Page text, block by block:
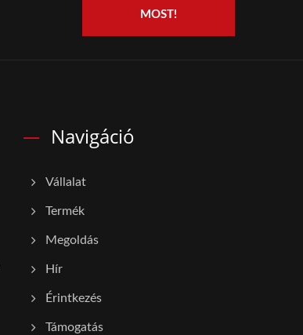
MOST!
Navigáció
Vállalat
Termék
Megoldás
Hír
Érintkezés
Támogatás